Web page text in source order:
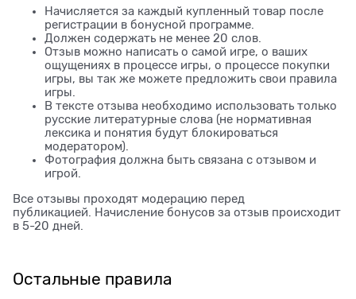
Начисляется за каждый купленный товар после
регистрации в бонусной программе.
Должен содержать не менее 20 слов.
Отзыв можно написать о самой игре, о ваших
ощущениях в процессе игры, о процессе покупки
игры, вы так же можете предложить свои правила
игры.
В тексте отзыва необходимо использовать только
русские литературные слова (не нормативная
лексика и понятия будут блокироваться
модератором).
Фотография должна быть связана с отзывом и
игрой.
Все отзывы проходят модерацию перед
публикацией. Начисление бонусов за отзыв происходит
в 5-20 дней.
Остальные правила